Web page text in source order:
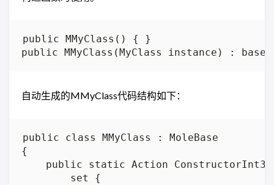
public MMyClass() { }
自动生成的MMyClass代码结构如下：
public class MMyClass : MoleBase
{
public static Action
        set {